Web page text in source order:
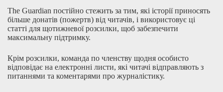
The Guardian постійно стежить за тим, які історії приносять
більше донатів (пожертв) від читачів, і використовує ці
статті для щотижневої розсилки, щоб забезпечити
максимальну підтримку.
Крім розсилки, команда по членству щодня особисто
відповідає на електронні листи, які читачі відправляють з
питаннями та коментарями про журналістику.